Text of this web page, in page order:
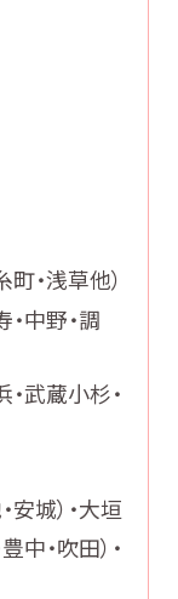
・浅草他）
中野・調
武蔵小杉・
安城）・大垣
中・吹田）・